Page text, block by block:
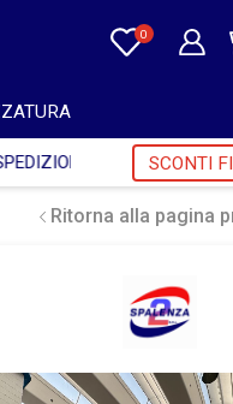
0
SCONTI
Ritorna alla pagina